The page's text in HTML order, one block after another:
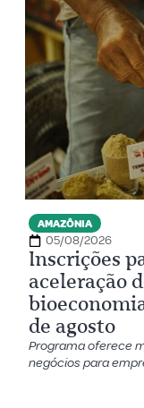
AMAZÔNIA
05/08/2026
Inscrições
aceleração
de agosto
Programa oferece
negócios para